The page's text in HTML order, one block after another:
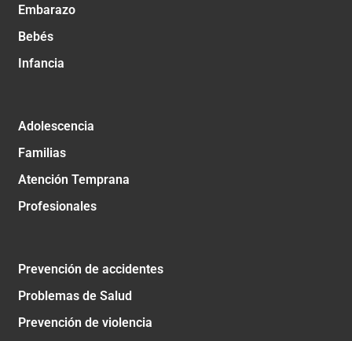
Embarazo
Bebés
Infancia
Adolescencia
Familias
Atención Temprana
Profesionales
Prevención de accidentes
Problemas de Salud
Prevención de violencia